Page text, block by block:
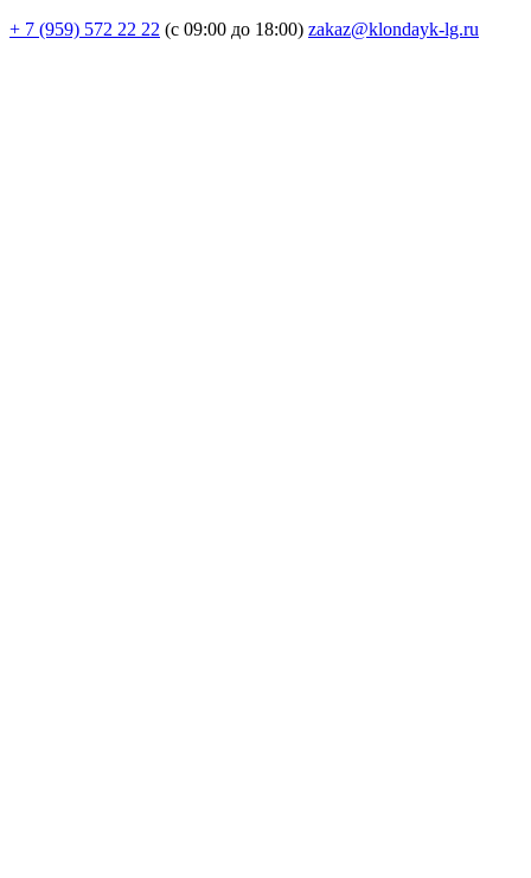
+ 7 (959) 572 22 22 (с 09:00 до 18:00) zakaz@klondayk-lg.ru